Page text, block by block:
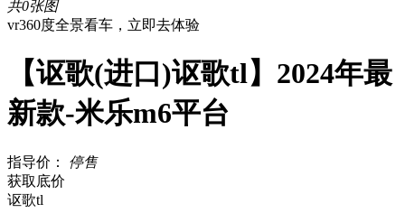
共0张图
vr360度全景看车，立即去体验
【讴歌(进口)讴歌tl】2024年最
新款-米乐m6平台
指导价： 停售
获取底价
讴歌tl